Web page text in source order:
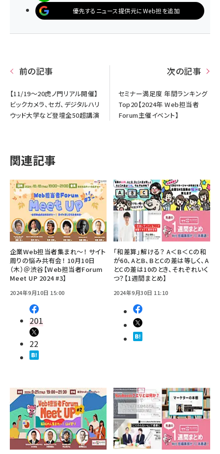
優先するニュース提供元にWeb担を追加
前の記事
【11/19～20虎ノ門リアル開催】
ビックカメラ、セガ、デジタルハリ
ウッド大学など登壇全50超講演
次の記事
セミナー満足度 年間ランキング
Top20【2024年 Web担当者
Forum主催イベント】
関連記事
企業Web担当者集まれ～！ サイト
周りの悩み共有会！ 10月10日
（木）＠渋谷【Web担当者Forum
Meet UP 2024 #3】
2024年9月10日 15:00
201
22
「和差算」解ける？ A＜B＜Cの和
が60、AとB、BとCの差は等しく、A
とCの差は10のとき、それぞれいく
つ？【1週間まとめ】
2024年9月30日 11:10